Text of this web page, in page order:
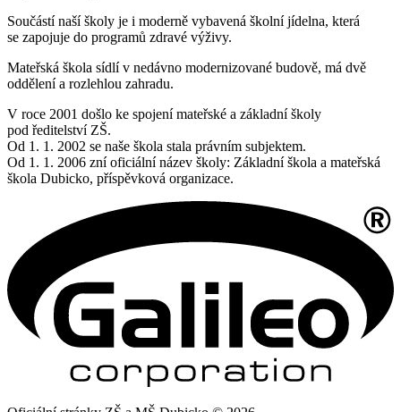
Součástí naší školy je i moderně vybavená školní jídelna, která
se zapojuje do programů zdravé výživy.
Mateřská škola sídlí v nedávno modernizované budově, má dvě
oddělení a rozlehlou zahradu.
V roce 2001 došlo ke spojení mateřské a základní školy
pod ředitelství ZŠ.
Od 1. 1. 2002 se naše škola stala právním subjektem.
Od 1. 1. 2006 zní oficiální název školy: Základní škola a mateřská
škola Dubicko, příspěvková organizace.